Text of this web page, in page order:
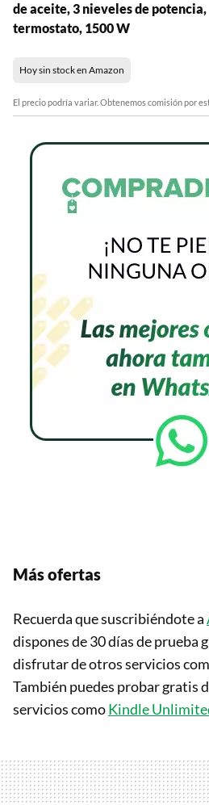
de aceite, 3 nieveles de potencia,
termostato, 1500 W
Hoy sin stock en Amazon
El precio podría variar. Obtenemos comisión por
Más ofertas
Recuerda que suscribiéndote a
dispones de 30 días de prueba
disfrutar de otros servicios
También puedes probar gratis
servicios comoKindle